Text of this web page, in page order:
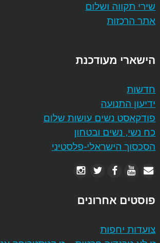
שירי תקווה ושלום
אתר הרכזות
הישארי מעודכנת
חדשות
ידיעון התנועה
פודקאסט נשים עושות שלום
כח נשי, נשים ובטחון
הסכסוך הישראלי-פלסטיני
פוסטים אחרונים
צועדות יחפות